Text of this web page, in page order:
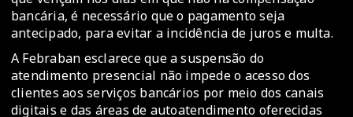
bancária, é necessário que o pagamento seja
antecipado, para evitar a incidência de juros e multa.
A Febraban esclarece que a suspensão do
atendimento presencial não impede o acesso dos
clientes aos serviços bancários por meio dos canais
digitais e das áreas de autoatendimento oferecidas